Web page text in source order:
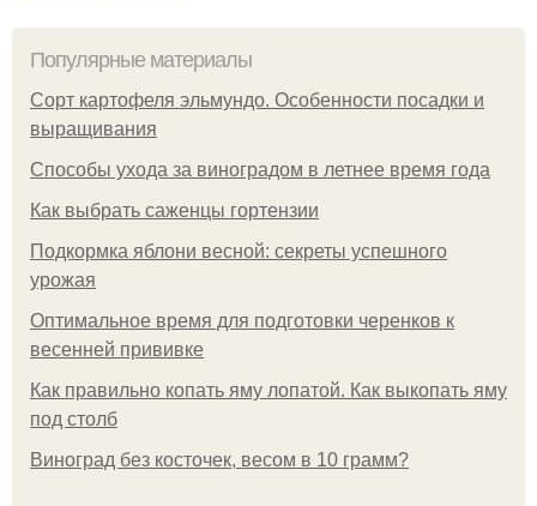
Популярные материалы
Сорт картофеля эльмундо. Особенности посадки и
выращивания
Способы ухода за виноградом в летнее время года
Как выбрать саженцы гортензии
Подкормка яблони весной: секреты успешного
урожая
Оптимальное время для подготовки черенков к
весенней прививке
Как правильно копать яму лопатой. Как выкопать яму
под столб
Виноград без косточек, весом в 10 грамм?